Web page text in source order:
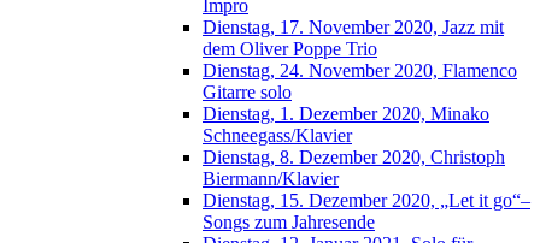
Impro
Dienstag, 17. November 2020, Jazz mit
dem Oliver Poppe Trio
Dienstag, 24. November 2020, Flamenco
Gitarre solo
Dienstag, 1. Dezember 2020, Minako
Schneegass/Klavier
Dienstag, 8. Dezember 2020, Christoph
Biermann/Klavier
Dienstag, 15. Dezember 2020, „Let it go“–
Songs zum Jahresende